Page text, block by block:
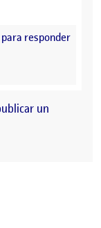
para responder
un